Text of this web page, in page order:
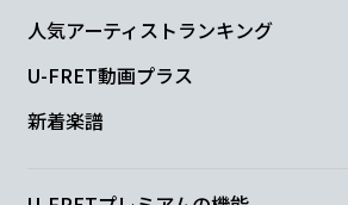
人気アーティストランキング
U-FRET動画プラス
新着楽譜